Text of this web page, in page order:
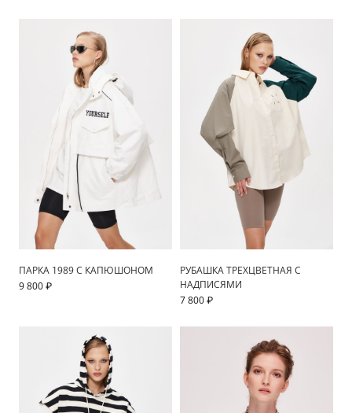
ПАРКА 1989 С КАПЮШОНОМ
9 800 ₽
РУБАШКА ТРЕХЦВЕТНАЯ С
НАДПИСЯМИ
7 800 ₽